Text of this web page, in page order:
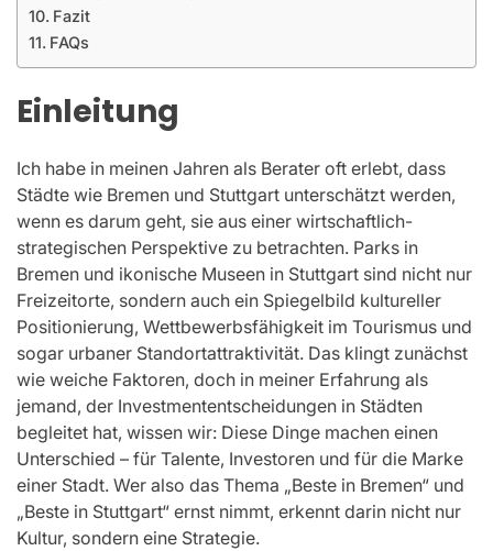
Fazit
FAQs
Einleitung
Ich habe in meinen Jahren als Berater oft erlebt, dass
Städte wie Bremen und Stuttgart unterschätzt werden,
wenn es darum geht, sie aus einer wirtschaftlich-
strategischen Perspektive zu betrachten. Parks in
Bremen und ikonische Museen in Stuttgart sind nicht nur
Freizeitorte, sondern auch ein Spiegelbild kultureller
Positionierung, Wettbewerbsfähigkeit im Tourismus und
sogar urbaner Standortattraktivität. Das klingt zunächst
wie weiche Faktoren, doch in meiner Erfahrung als
jemand, der Investmententscheidungen in Städten
begleitet hat, wissen wir: Diese Dinge machen einen
Unterschied – für Talente, Investoren und für die Marke
einer Stadt. Wer also das Thema „Beste in Bremen“ und
„Beste in Stuttgart“ ernst nimmt, erkennt darin nicht nur
Kultur, sondern eine Strategie.